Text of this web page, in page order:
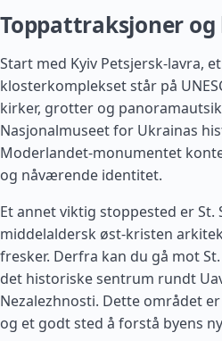
Toppattraksjoner og
Start med Kyiv Petsjersk-lavra,
klosterkomplekset står på
kirker, grotter og
Nasjonalmuseet for Ukrainas
Moderlandet-monumentet
og nåværende identitet.
Et annet viktig stoppested er
middelaldersk øst-kristen
fresker. Derfra kan du gå mot
det historiske sentrum rundt
Nezalezhnosti. Dette området
og et godt sted å forstå byens